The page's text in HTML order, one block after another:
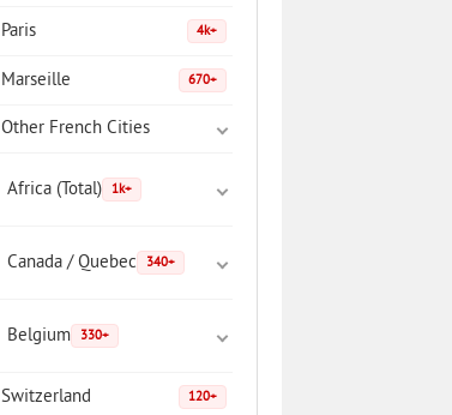
Paris 4k+
Marseille 670+
Other French Cities
Africa (Total) 1k+
Canada / Quebec 340+
Belgium 330+
Switzerland 120+